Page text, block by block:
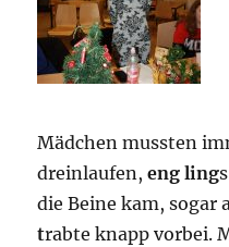
Mädchen mussten
dreinlaufen,eng ling
die Beine kam, sogar
trabte knapp vorbei.